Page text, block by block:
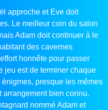
approche et Eve doit
Le meilleur coin du salon
Adam doit continuer à le
des cavernes
honnête pour passer
jeu est de terminer chaque
presque les mêmes
arrangement bien connu.
nommé Adam et